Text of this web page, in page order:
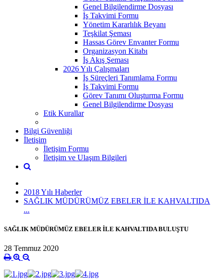
Genel Bilgilendirme Dosyası
İş Takvimi Formu
Yönetim Kararlılık Beyanı
Teşkilat Şeması
Hassas Görev Envanter Formu
Organizasyon Kitabı
İş Akış Şeması
2026 Yılı Çalışmaları
İş Süreçleri Tanımlama Formu
İş Takvimi Formu
Görev Tanımı Oluşturma Formu
Genel Bilgilendirme Dosyası
Etik Kurallar
Bilgi Güvenliği
İletişim
İletişim Formu
İletişim ve Ulaşım Bilgileri
2018 Yılı Haberler
SAĞLIK MÜDÜRÜMÜZ EBELER İLE KAHVALTIDA
...
SAĞLIK MÜDÜRÜMÜZ EBELER İLE KAHVALTIDA BULUŞTU
28 Temmuz 2020